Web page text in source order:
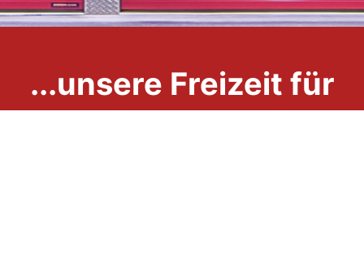
...unsere Freizeit für